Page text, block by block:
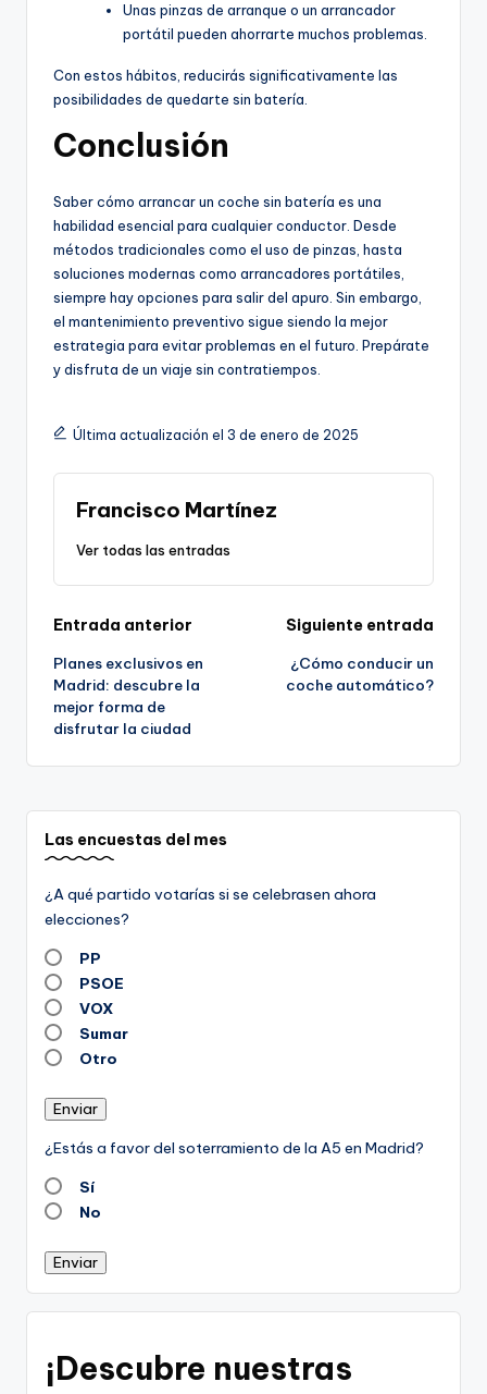
Unas pinzas de arranque o un arrancador
portátil pueden ahorrarte muchos problemas.
Con estos hábitos, reducirás significativamente las
posibilidades de quedarte sin batería.
Conclusión
Saber cómo arrancar un coche sin batería es una
habilidad esencial para cualquier conductor. Desde
métodos tradicionales como el uso de pinzas, hasta
soluciones modernas como arrancadores portátiles,
siempre hay opciones para salir del apuro. Sin embargo,
el mantenimiento preventivo sigue siendo la mejor
estrategia para evitar problemas en el futuro. Prepárate
y disfruta de un viaje sin contratiempos.
Última actualización el 3 de enero de 2025
Francisco Martínez
Ver todas las entradas
Navegación
de
entradas
Entrada anterior
Planes exclusivos en
Madrid: descubre la
mejor forma de
disfrutar la ciudad
Siguiente entrada
¿Cómo conducir un
coche automático?
Las encuestas del mes
¿A qué partido votarías si se celebrasen ahora
elecciones?
PP
PSOE
VOX
Sumar
Otro
Enviar
¿Estás a favor del soterramiento de la A5 en Madrid?
Sí
No
Enviar
¡Descubre nuestras